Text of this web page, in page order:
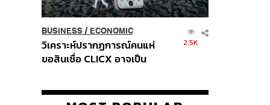
BUSINESS/ ECONOMIC
วิเคราะห์ปรากฏการณ์คนแห่
ขอสินเชื่อ CLICX อาจเป็น
ปัญหาหนี้ครัวเรือนไทยที่ถูกซุก
2.5K